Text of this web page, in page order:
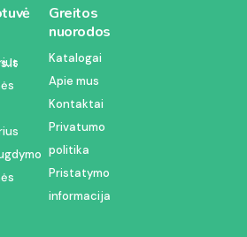
Greitos
nuorodos
Katalogai
Apie mus
Kontaktai
Privatumo
politika
Pristatymo
informacija